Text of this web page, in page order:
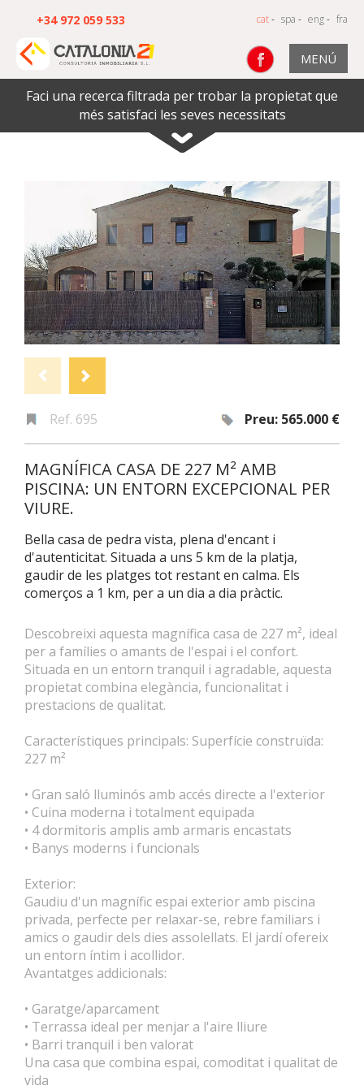
cat- spa - eng- fra
+34 972 059 533
MENÚ
Faci una recerca filtrada per trobar la propietat que
més satisfaci les seves necessitats
Ref. 695 Preu: 565.000 €
MAGNÍFICA CASA DE 227 M² AMB
PISCINA: UN ENTORN EXCEPCIONAL PER
VIURE.
Bella casa de pedra vista, plena d'encant i
d'autenticitat. Situada a uns 5 km de la platja,
gaudir de les platges tot restant en calma. Els
comerços a 1 km, per a un dia a dia pràctic.
Descobreixi aquesta magnífica casa de 227 m², ideal
per a famílies o amants de l'espai i el confort.
Situada en un entorn tranquil i agradable, aquesta
propietat combina elegància, funcionalitat i
prestacions de qualitat.
Característiques principals: Superfície construïda:
227 m²
• Gran saló lluminós amb accés directe a l'exterior
• Cuina moderna i totalment equipada
• 4 dormitoris amplis amb armaris encastats
• Banys moderns i funcionals
Exterior:
Gaudiu d'un magnífic espai exterior amb piscina
privada, perfecte per relaxar-se, rebre familiars i
amics o gaudir dels dies assolellats. El jardí ofereix
un entorn íntim i acollidor.
Avantatges addicionals:
• Garatge/aparcament
• Terrassa ideal per menjar a l'aire lliure
• Barri tranquil i ben valorat
Una casa que combina espai, comoditat i qualitat de
vida